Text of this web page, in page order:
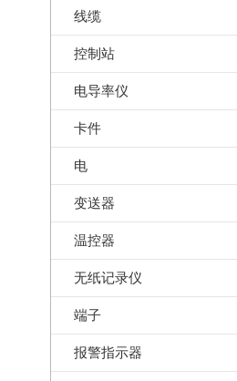
线缆
控制站
电导率仪
卡件
电
变送器
温控器
无纸记录仪
端子
报警指示器